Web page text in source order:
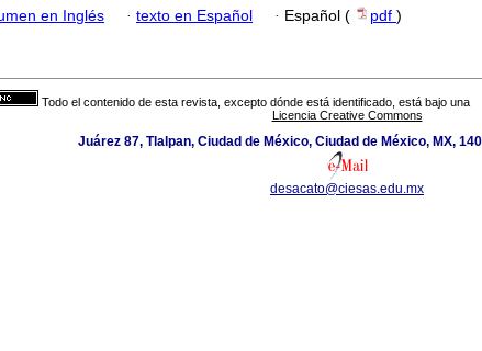
en Inglés · texto en Español · Español ( pdf )
Todo el contenido de esta revista, excepto dónde está identificado, está bajo una
Licencia Creative Commons
Juárez 87, Tlalpan, Ciudad de México, Ciudad de México, MX,
desacato@ciesas.edu.mx